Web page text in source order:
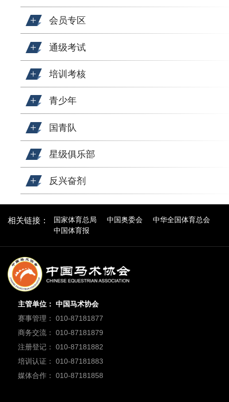
会员专区
通级考试
培训考核
青少年
国青队
星级俱乐部
反兴奋剂
相关链接： 国家体育总局 中国奥委会
中华全国体育总会
中国体育报
主管单位： 中国马术协会
赛事管理： 010-87181877
商务交流： 010-87181879
注册登记： 010-87181882
培训认证： 010-87181883
媒体合作： 010-87181858